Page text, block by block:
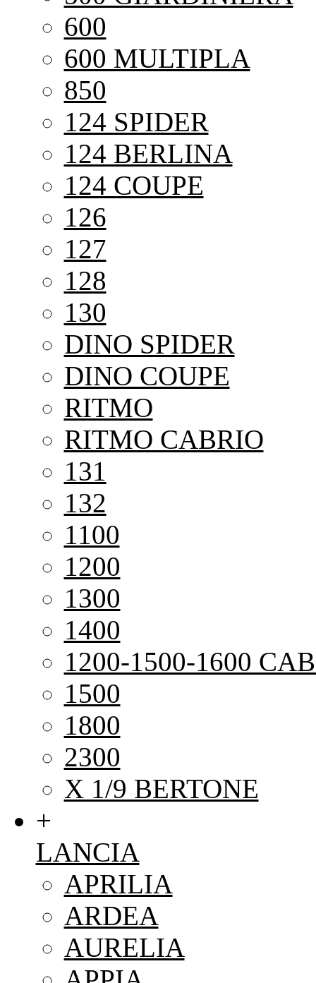
600
600 MULTIPLA
850
124 SPIDER
124 BERLINA
124 COUPE
126
127
128
130
DINO SPIDER
DINO COUPE
RITMO
RITMO CABRIO
131
132
1100
1200
1300
1400
1200-1500-1600
1500
1800
2300
X 1/9 BERTONE
+
LANCIA
APRILIA
ARDEA
AURELIA